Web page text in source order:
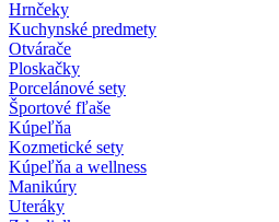
Hrnčeky
Kuchynské predmety
Otvárače
Ploskačky
Porcelánové sety
Športové fľaše
Kúpeľňa
Kozmetické sety
Kúpeľňa a wellness
Manikúry
Uteráky